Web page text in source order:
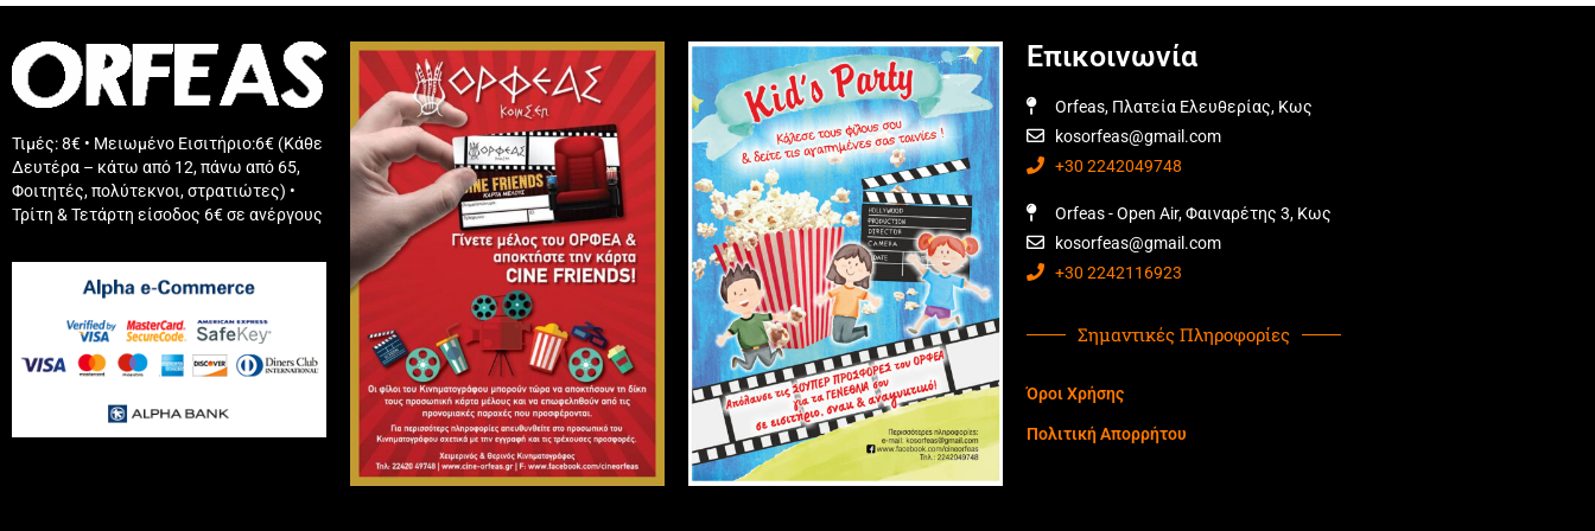
Τιμές: 8€ • Μειωμένο Εισιτήριο:6€ (Κάθε
Δευτέρα – κάτω από 12, πάνω από 65,
Φοιτητές, πολύτεκνοι, στρατιώτες) •
Τρίτη & Τετάρτη είσοδος 6€ σε ανέργους
Επικοινωνία
Orfeas, Πλατεία Ελευθερίας, Κως
kosorfeas@gmail.com
+30 2242049748
Orfeas - Open Air, Φαιναρέτης 3, Κως
kosorfeas@gmail.com
+30 2242116923
Σημαντικές Πληροφορίες
Όροι Χρήσης
Πολιτική Απορρήτου